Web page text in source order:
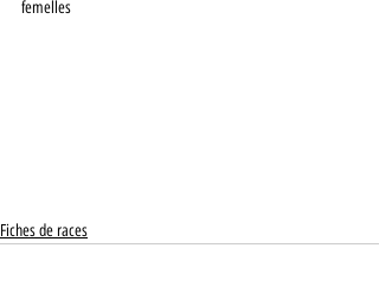
femelles
Fiches de races